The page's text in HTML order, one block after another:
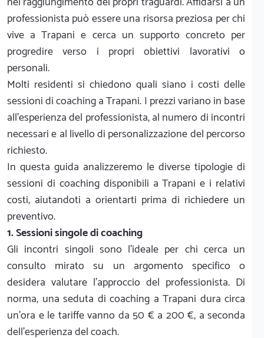
professionista può essere una risorsa preziosa per chi
vive a Trapani e cerca un supporto concreto per
progredire verso i propri obiettivi lavorativi o
personali.
Molti residenti si chiedono quali siano i costi delle
sessioni di coaching a Trapani. I prezzi variano in base
all'esperienza del professionista, al numero di incontri
necessari e al livello di personalizzazione del percorso
richiesto.
In questa guida analizzeremo le diverse tipologie di
sessioni di coaching disponibili a Trapani e i relativi
costi, aiutandoti a orientarti prima di richiedere un
preventivo.
1. Sessioni singole di coaching
Gli incontri singoli sono l'ideale per chi cerca un
consulto mirato su un argomento specifico o
desidera valutare l'approccio del professionista. Di
norma, una seduta di coaching a Trapani dura circa
un'ora e le tariffe vanno da 50 € a 200 €, a seconda
dell'esperienza del coach.